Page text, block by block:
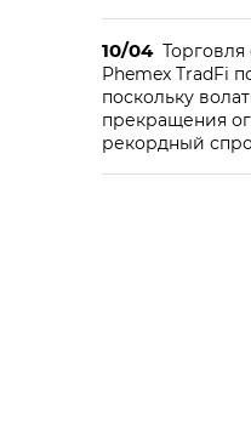
10/04
Phemex TradFi
поскольку
прекращения
рекордный